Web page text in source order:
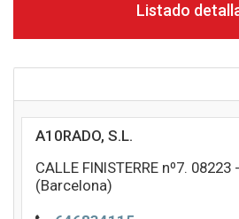
Listado
A10RADO, S.L.
CALLE FINISTERRE nº7. 08223
(Barcelona)